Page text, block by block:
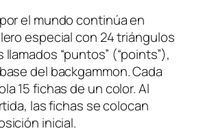
el mundo continúa en
especial con 24 triángulos
“puntos” (“points”),
del backgammon. Cada
15 fichas de un color. Al
las fichas se colocan
inicial.